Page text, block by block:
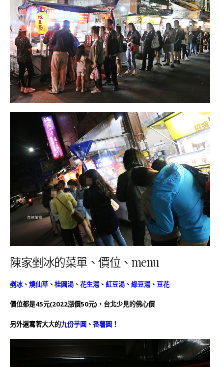
陳家剉冰的菜單、價位、menu
剉冰、 燒仙草 、 桂圓湯、 花生湯、 紅豆湯、 綠豆湯、 豆花
價位都是45元(2022漲價50元)，台北少見的佛心價
另外還寫著大大的九份芋圓 、 番薯圓 ！